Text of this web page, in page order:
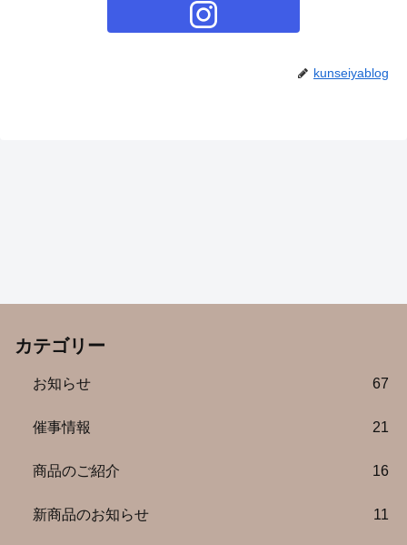
kunseiyablog
カテゴリー
お知らせ 67
催事情報 21
商品のご紹介 16
新商品のお知らせ 11